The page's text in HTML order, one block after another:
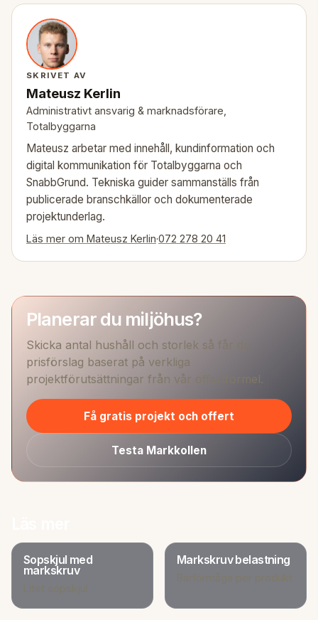
SKRIVET AV
Mateusz Kerlin
Administrativt ansvarig & marknadsförare,
Totalbyggarna
Mateusz arbetar med innehåll, kundinformation och
digital kommunikation för Totalbyggarna och
SnabbGrund. Tekniska guider sammanställs från
publicerade branschkällor och dokumenterade
projektunderlag.
Läs mer om Mateusz Kerlin·072 278 20 41
Planerar du miljöhus?
Skicka antal hushåll och storlek så får du
prisförslag baserat på verkliga
projektförutsättningar från vår offertformel.
Få gratis projekt och offert
Testa Markkollen
Sopskjul med
markskruv
Litet sopskjul
Markskruv belastning
Bärförmåga per produkt